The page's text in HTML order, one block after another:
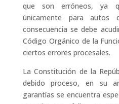
que son erróneos, ya
únicamente para autos
consecuencia se debe
Código Orgánico de la
ciertos errores procesales.
La Constitución de la
debido proceso, en su
garantías se encuentra